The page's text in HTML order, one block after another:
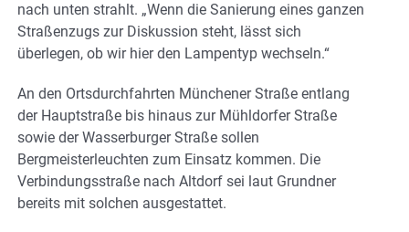
nach unten strahlt. „Wenn die Sanierung eines ganzen
Straßenzugs zur Diskussion steht, lässt sich
überlegen, ob wir hier den Lampentyp wechseln.“
An den Ortsdurchfahrten Münchener Straße entlang
der Hauptstraße bis hinaus zur Mühldorfer Straße
sowie der Wasserburger Straße sollen
Bergmeisterleuchten zum Einsatz kommen. Die
Verbindungsstraße nach Altdorf sei laut Grundner
bereits mit solchen ausgestattet.